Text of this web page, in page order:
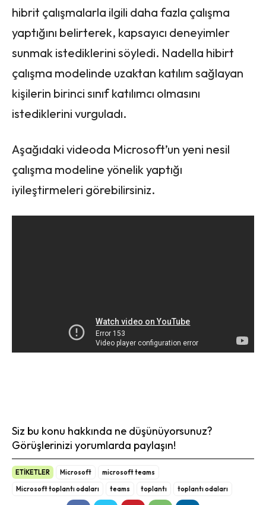
hibrit çalışmalarla ilgili daha fazla çalışma
yaptığını belirterek, kapsayıcı deneyimler
sunmak istediklerini söyledi. Nadella hibirt
çalışma modelinde uzaktan katılım sağlayan
kişilerin birinci sınıf katılımcı olmasını
istediklerini vurguladı.
Aşağıdaki videoda Microsoft’un yeni nesil
çalışma modeline yönelik yaptığı
iyileştirmeleri görebilirsiniz.
Siz bu konu hakkında ne düşünüyorsunuz?
Görüşlerinizi yorumlarda paylaşın!
ETİKETLER Microsoft
microsoft teams
Microsoft toplantı odaları
teams toplantı toplantı odaları